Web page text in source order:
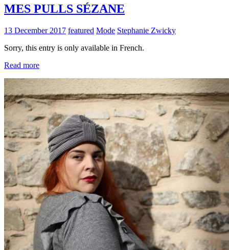
MES PULLS SÉZANE
13 December 2017 featured Mode Stephanie Zwicky
Sorry, this entry is only available in French.
Read more